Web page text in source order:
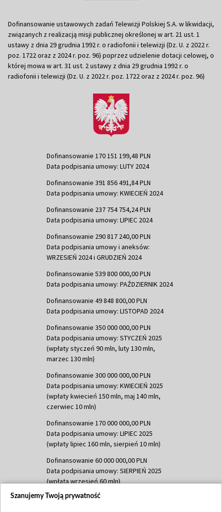
Dofinansowanie ustawowych zadań Telewizji Polskiej S.A. w likwidacji,
związanych z realizacją misji publicznej określonej w art. 21 ust. 1
ustawy z dnia 29 grudnia 1992 r. o radiofonii i telewizji (Dz. U. z 2022 r.
poz. 1722 oraz z 2024 r. poz. 96) poprzez udzielenie dotacji celowej, o
której mowa w art. 31 ust. 2 ustawy z dnia 29 grudnia 1992 r. o
radiofonii i telewizji (Dz. U. z 2022 r. poz. 1722 oraz z 2024 r. poz. 96)
Dofinansowanie 170 151 199,48 PLN
Data podpisania umowy: LUTY 2024
Dofinansowanie 391 856 491,84 PLN
Data podpisania umowy: KWIECIEŃ 2024
Dofinansowanie 237 754 754,24 PLN
Data podpisania umowy: LIPIEC 2024
Dofinansowanie 290 817 240,00 PLN
Data podpisania umowy i aneksów:
WRZESIEŃ 2024 i GRUDZIEŃ 2024
Dofinansowanie 539 800 000,00 PLN
Data podpisania umowy: PAŹDZIERNIK 2024
Dofinansowanie 49 848 800,00 PLN
Data podpisania umowy: LISTOPAD 2024
Dofinansowanie 350 000 000,00 PLN
Data podpisania umowy: STYCZEŃ 2025
(wpłaty styczeń 90 mln, luty 130 mln,
marzec 130 mln)
Dofinansowanie 300 000 000,00 PLN
Data podpisania umowy: KWIECIEŃ 2025
(wpłaty kwiecień 150 mln, maj 140 mln,
czerwiec 10 mln)
Dofinansowanie 170 000 000,00 PLN
Data podpisania umowy: LIPIEC 2025
(wpłaty lipiec 160 mln, sierpień 10 mln)
Dofinansowanie 60 000 000,00 PLN
Data podpisania umowy: SIERPIEŃ 2025
(wpłata wrzesień 60 mln)
Dofinansowanie 635 783 051,21 PLN
Szanujemy Twoją prywatność